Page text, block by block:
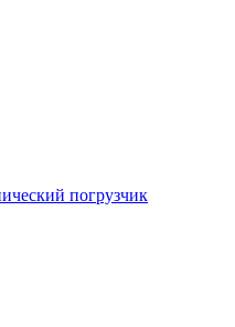
погрузчик